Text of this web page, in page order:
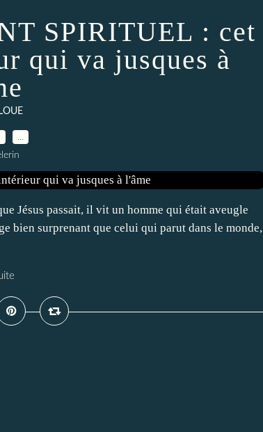
SPIRITUEL : cet
qui va jusques à
Jésus passait, il vit un homme qui était aveugle
bien surprenant que celui qui parut dans le monde,